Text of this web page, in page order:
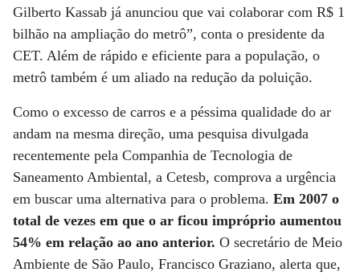
Gilberto Kassab já anunciou que vai colaborar com R$ 1
bilhão na ampliação do metrô”, conta o presidente da
CET. Além de rápido e eficiente para a população, o
metrô também é um aliado na redução da poluição.
Como o excesso de carros e a péssima qualidade do ar
andam na mesma direção, uma pesquisa divulgada
recentemente pela Companhia de Tecnologia de
Saneamento Ambiental, a Cetesb, comprova a urgência
em buscar uma alternativa para o problema. Em 2007 o
total de vezes em que o ar ficou impróprio aumentou
54% em relação ao ano anterior. O secretário de Meio
Ambiente de São Paulo, Francisco Graziano, alerta que,